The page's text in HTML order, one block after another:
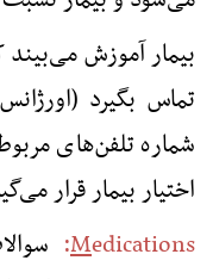
بیمار آموزش
تماس بگیرد
شماره تلفن‌های
اختیار بیمار قرار
edications
M
: